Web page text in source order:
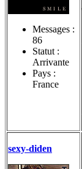
Messages :
86
Statut :
Arrivante
Pays :
France
sexy-diden